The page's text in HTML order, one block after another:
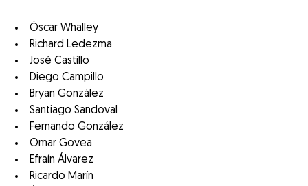
Óscar Whalley
Richard Ledezma
José Castillo
Diego Campillo
Bryan González
Santiago Sandoval
Fernando González
Omar Govea
Efraín Álvarez
Ricardo Marín